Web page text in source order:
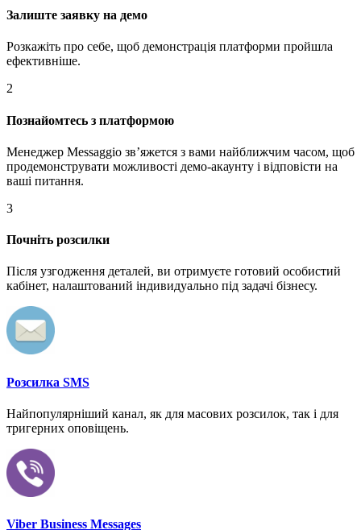
Залиште заявку на демо
Розкажіть про себе, щоб демонстрація платформи пройшла
ефективніше.
2
Познайомтесь з платформою
Менеджер Messaggio звʼяжется з вами найближчим часом, щоб
продемонструвати можливості демо-акаунту і відповісти на
ваші питання.
3
Почніть розсилки
Після узгодження деталей, ви отримуєте готовий особистий
кабінет, налаштований індивидуально під задачі бізнесу.
Розсилка SMS
Найпопулярніший канал, як для масових розсилок, так і для
тригерних оповіщень.
Viber Business Messages